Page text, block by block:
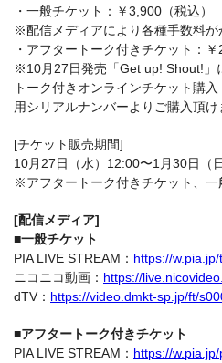
・一般チケット：￥3,900（税込）
※配信メディアにより各種手数料が
・アフタートーク付きチケット：￥
※10月27日発売「Get up! Shout!」
トーク付きオンラインチケット購入
用シリアルナンバーよりご購入頂け
[チケット販売期間]
10月27日（水）12:00〜1月30日（
※アフタートーク付きチケット、一
[配信メディア]
■一般チケット
PIA LIVE STREAM： https://
ニコニコ動画： https://
dTV： https://video.dmkt-sp.jp/ft/
■アフタートーク付きチケット
PIA LIVE STREAM： https://